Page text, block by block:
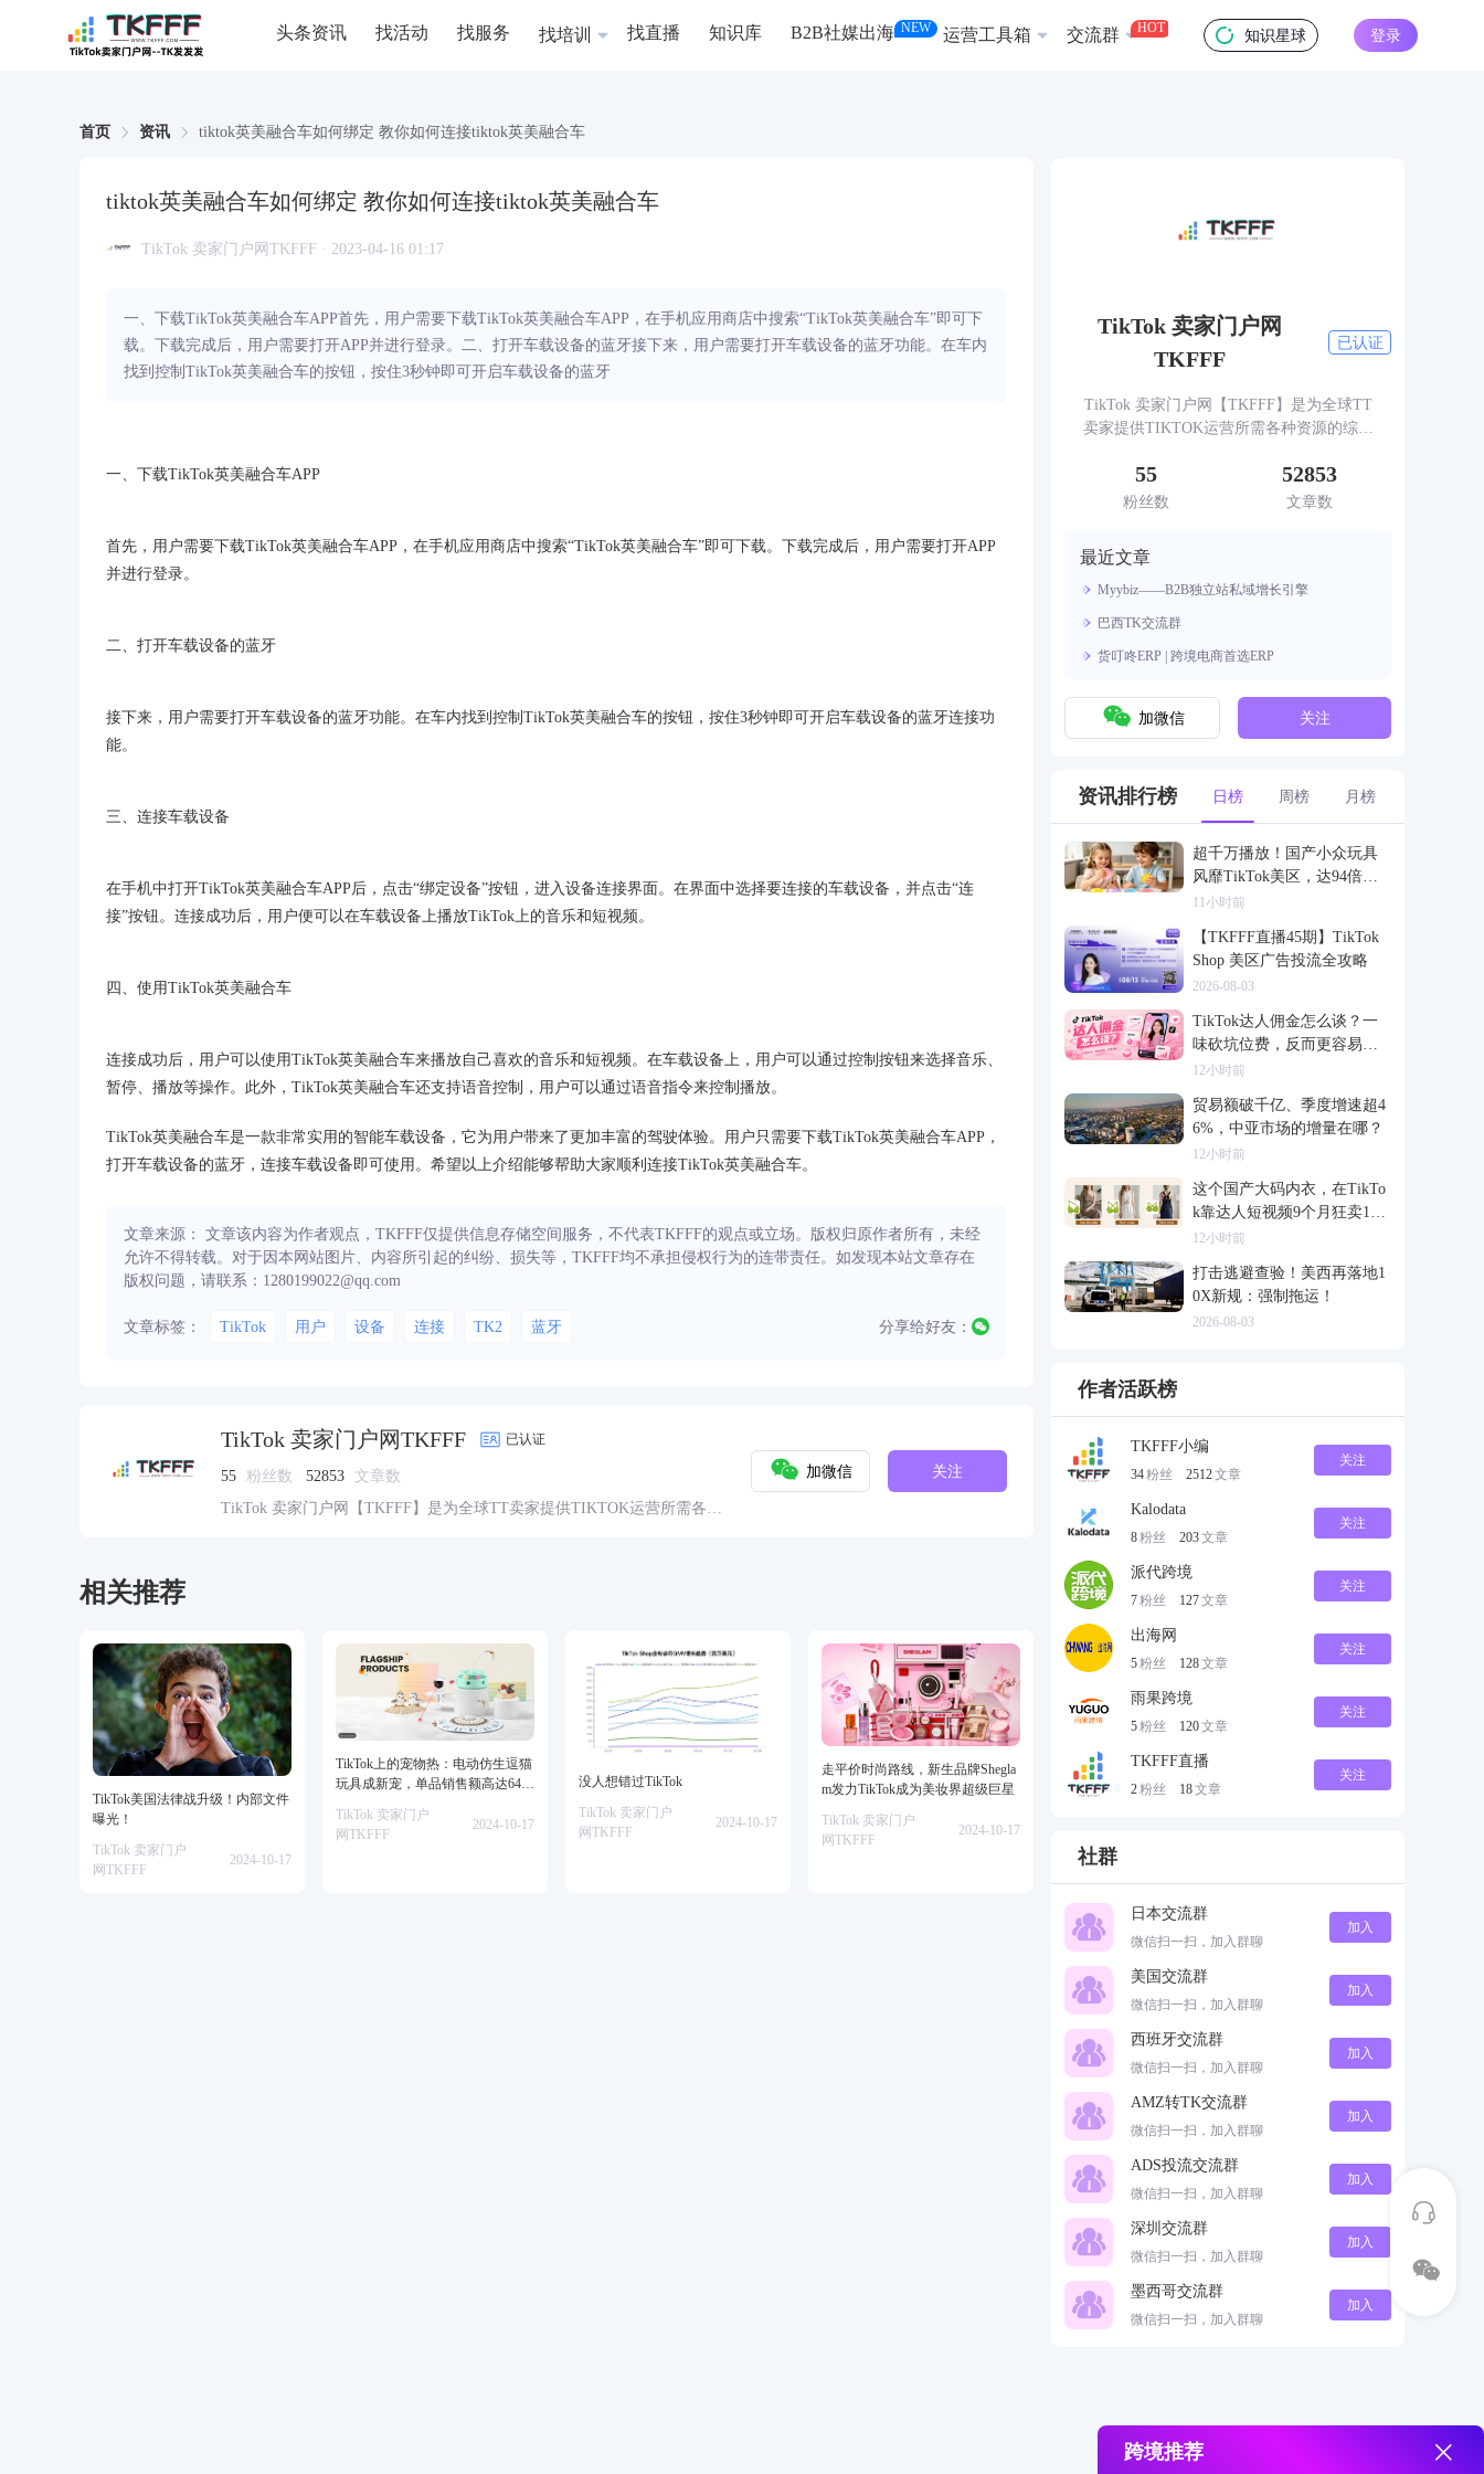
头条资讯 找活动 找服务 找培训 找直播 知识库 B2B社媒出海 NEW 运营工具箱 交流群 HOT 知识星球 登录
首页 资讯 tiktok英美融合车如何绑定 教你如何连接tiktok英美融合车
tiktok英美融合车如何绑定 教你如何连接tiktok英美融合车
TikTok 卖家门户网TKFFF · 2023-04-16 01:17
一、下载TikTok英美融合车APP首先，用户需要下载TikTok英美融合车APP，在手机应用商店中搜索“TikTok英美融合车”即可下
载。下载完成后，用户需要打开APP并进行登录。二、打开车载设备的蓝牙接下来，用户需要打开车载设备的蓝牙功能。在车内
找到控制TikTok英美融合车的按钮，按住3秒钟即可开启车载设备的蓝牙
一、下载TikTok英美融合车APP
首先，用户需要下载TikTok英美融合车APP，在手机应用商店中搜索“TikTok英美融合车”即可下载。下载完成后，用户需要打开APP
并进行登录。
二、打开车载设备的蓝牙
接下来，用户需要打开车载设备的蓝牙功能。在车内找到控制TikTok英美融合车的按钮，按住3秒钟即可开启车载设备的蓝牙连接功
能。
三、连接车载设备
在手机中打开TikTok英美融合车APP后，点击“绑定设备”按钮，进入设备连接界面。在界面中选择要连接的车载设备，并点击“连
接”按钮。连接成功后，用户便可以在车载设备上播放TikTok上的音乐和短视频。
四、使用TikTok英美融合车
连接成功后，用户可以使用TikTok英美融合车来播放自己喜欢的音乐和短视频。在车载设备上，用户可以通过控制按钮来选择音乐、
暂停、播放等操作。此外，TikTok英美融合车还支持语音控制，用户可以通过语音指令来控制播放。
TikTok英美融合车是一款非常实用的智能车载设备，它为用户带来了更加丰富的驾驶体验。用户只需要下载TikTok英美融合车APP，
打开车载设备的蓝牙，连接车载设备即可使用。希望以上介绍能够帮助大家顺利连接TikTok英美融合车。
文章来源： 文章该内容为作者观点，TKFFF仅提供信息存储空间服务，不代表TKFFF的观点或立场。版权归原作者所有，未经
允许不得转载。对于因本网站图片、内容所引起的纠纷、损失等，TKFFF均不承担侵权行为的连带责任。如发现本站文章存在
版权问题，请联系：1280199022@qq.com
文章标签： TikTok 用户 设备 连接 TK2 蓝牙 分享给好友：
TikTok 卖家门户网TKFFF 已认证
55 粉丝数 52853
文章数
TikTok 卖家门户网【TKFFF】是为全球TT卖家提供TIKTOK运营所需各种
加微信 关注
相关推荐
TikTok美国法律战升级！内部文件
曝光！
TikTok 卖家门户
网TKFFF
2024-10-17
TikTok上的宠物热：电动仿生逗猫
玩具成新宠，单品销售额高达64万
TikTok 卖家门户
网TKFFF
2024-10-17
没人想错过TikTok
TikTok 卖家门户
网TKFFF
2024-10-17
走平价时尚路线，新生品牌Shegla
m发力TikTok成为美妆界超级巨星
TikTok 卖家门户
网TKFFF
2024-10-17
TikTok 卖家门户网
TKFFF
已认证
TikTok 卖家门户网【TKFFF】是为全球TT
卖家提供TIKTOK运营所需各种资源的综合
坛、社群、活动、人脉、货盘、教学等必备
55
粉丝数
52853
文章数
最近文章
Myybiz——B2B独立站私域增长引擎
巴西TK交流群
货叮咚ERP | 跨境电商首选ERP
加微信 关注
资讯排行榜 日榜 周榜 月榜
超千万播放！国产小众玩具
风靡TikTok美区，达94倍差
价
11小时前
【TKFFF直播45期】TikTok
Shop 美区广告投流全攻略
2026-08-03
TikTok达人佣金怎么谈？一
味砍坑位费，反而更容易把
合作谈崩
12小时前
贸易额破千亿、季度增速超4
6%，中亚市场的增量在哪？
12小时前
这个国产大码内衣，在TikTo
k靠达人短视频9个月狂卖120
0万
12小时前
打击逃避查验！美西再落地1
0X新规：强制拖运！
2026-08-03
作者活跃榜
TKFFF小编
34粉丝 2512文章
关注
Kalodata
8粉丝 203文章
关注
派代跨境
7粉丝 127文章
关注
出海网
5粉丝 128文章
关注
雨果跨境
5粉丝 120文章
关注
TKFFF直播
2粉丝 18文章
关注
社群
日本交流群
微信扫一扫，加入群聊
加入
美国交流群
微信扫一扫，加入群聊
加入
西班牙交流群
微信扫一扫，加入群聊
加入
AMZ转TK交流群
微信扫一扫，加入群聊
加入
ADS投流交流群
微信扫一扫，加入群聊
加入
深圳交流群
微信扫一扫，加入群聊
加入
墨西哥交流群
微信扫一扫，加入群聊
加入
跨境推荐